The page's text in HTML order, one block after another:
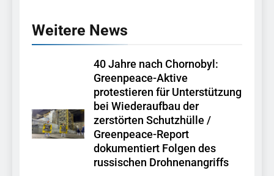
Weitere News
40 Jahre nach Chornobyl:
Greenpeace-Aktive
protestieren für Unterstützung
bei Wiederaufbau der
zerstörten Schutzhülle /
Greenpeace-Report
dokumentiert Folgen des
russischen Drohnenangriffs